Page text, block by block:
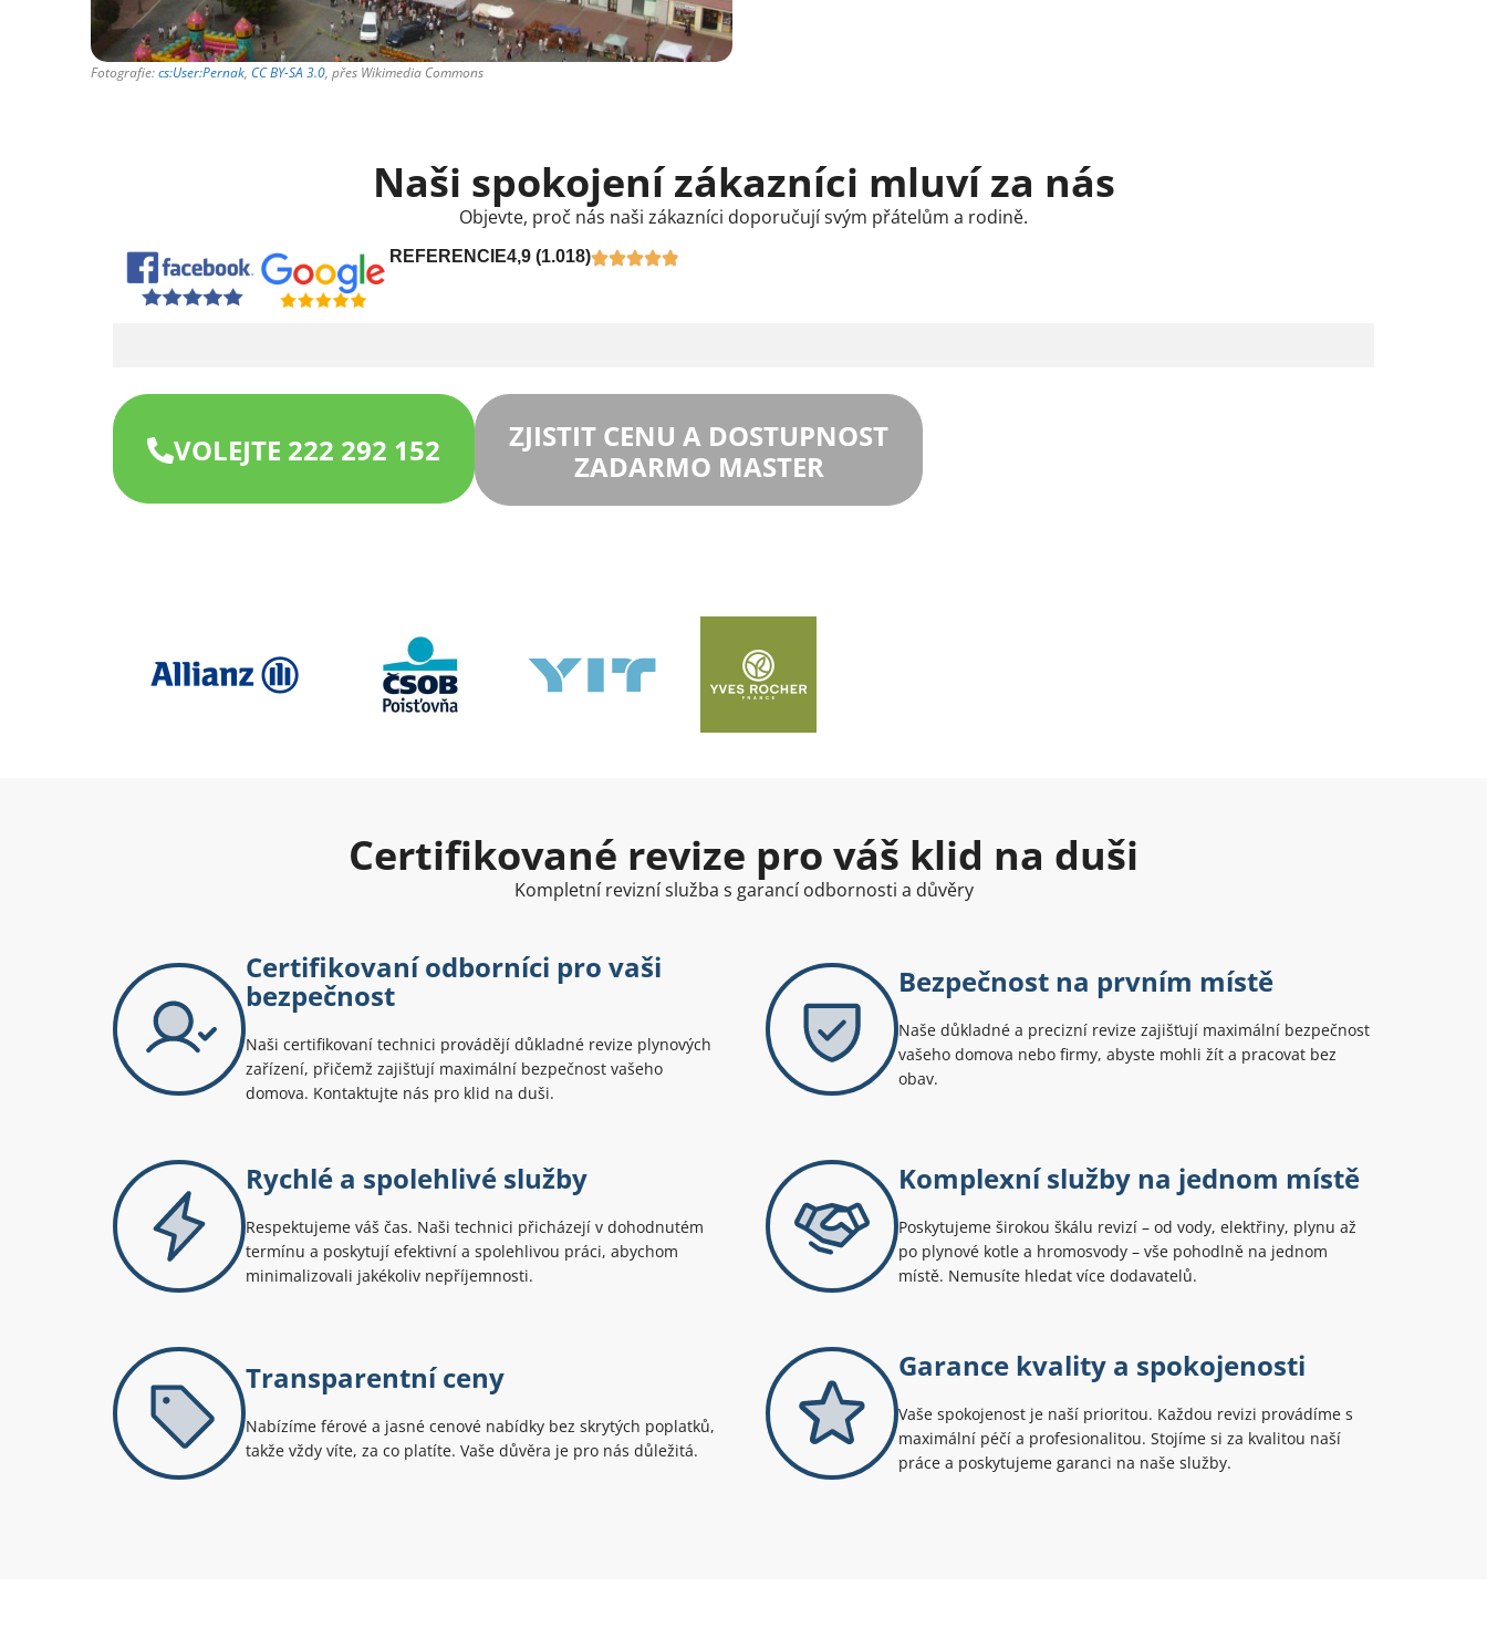
Fotografie:cs:User:Pernak, CC BY-SA 3.0, přes Wikimedia Commons
Naši spokojení zákazníci mluví za nás
Objevte, proč nás naši zákazníci doporučují svým přátelům a rodině.
REFERENCIE4,9 (1.018)
VOLEJTE 222 292 152
ZJISTIT CENU A DOSTUPNOST
ZADARMO MASTER
Certifikované revize pro váš klid na duši
Kompletní revizní služba s garancí odbornosti a důvěry
Certifikovaní odborníci pro vaši
bezpečnost
Naši certifikovaní technici provádějí důkladné revize plynových
zařízení, přičemž zajišťují maximální bezpečnost vašeho
domova. Kontaktujte nás pro klid na duši.
Bezpečnost na prvním místě
Naše důkladné a precizní revize zajišťují maximální bezpečnost
vašeho domova nebo firmy, abyste mohli žít a pracovat bez
obav.
Rychlé a spolehlivé služby
Respektujeme váš čas. Naši technici přicházejí v dohodnutém
termínu a poskytují efektivní a spolehlivou práci, abychom
minimalizovali jakékoliv nepříjemnosti.
Komplexní služby na jednom místě
Poskytujeme širokou škálu revizí – od vody, elektřiny, plynu až
po plynové kotle a hromosvody – vše pohodlně na jednom
místě. Nemusíte hledat více dodavatelů.
Transparentní ceny
Nabízíme férové a jasné cenové nabídky bez skrytých poplatků,
takže vždy víte, za co platíte. Vaše důvěra je pro nás důležitá.
Garance kvality a spokojenosti
Vaše spokojenost je naší prioritou. Každou revizi provádíme s
maximální péčí a profesionalitou. Stojíme si za kvalitou naší
práce a poskytujeme garanci na naše služby.